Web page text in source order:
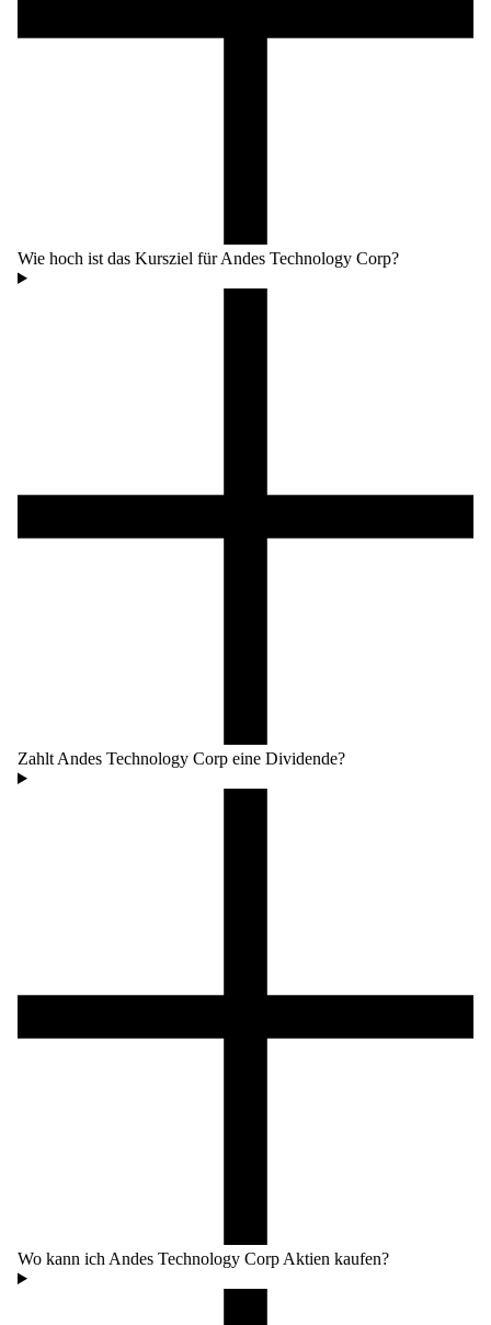
Wie hoch ist das Kursziel für Andes Technology Corp?
Zahlt Andes Technology Corp eine Dividende?
Wo kann ich Andes Technology Corp Aktien kaufen?